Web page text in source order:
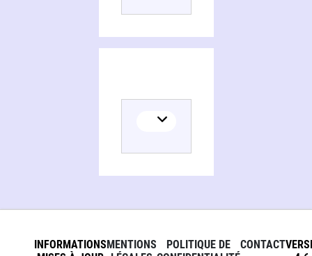
INFORMATIONS MENTIONS
POLITIQUE DE
CONTACT